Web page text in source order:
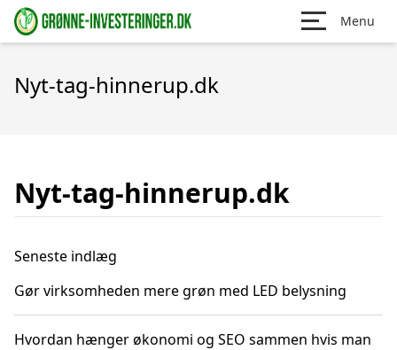
Menu
Nyt-tag-hinnerup.dk
Nyt-tag-hinnerup.dk
Seneste indlæg
Gør virksomheden mere grøn med LED belysning
Hvordan hænger økonomi og SEO sammen hvis man